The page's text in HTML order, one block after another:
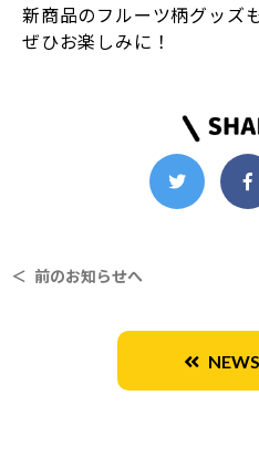
新商品のフルーツ柄グッズ
ぜひお楽しみに！
＜ 前のお知らせへ